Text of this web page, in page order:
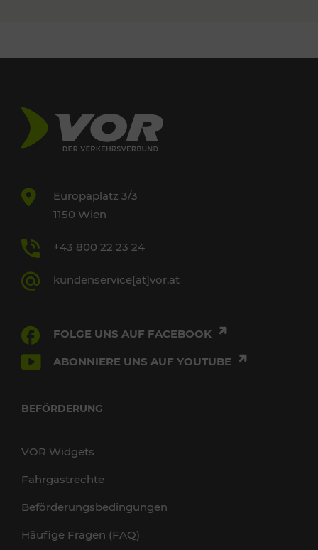
Europaplatz 3/3
1150 Wien
+43 800 22 23 24
kundenservice[at]vor.at
FOLGE UNS AUF FACEBOOK
ABONNIERE UNS AUF YOUTUBE
BEFÖRDERUNG
VOR Widgets
Fahrgastrechte
Beförderungsbedingungen
Häufige Fragen (FAQ)